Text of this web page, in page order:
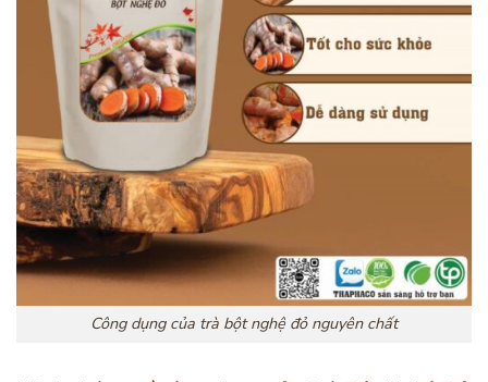
Công dụng của trà bột nghệ đỏ nguyên chất